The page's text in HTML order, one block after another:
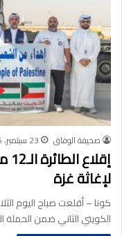
صحيفة الوفاق 23 سبتمبر، 2025
لإغاثة غزة
الكويتي الثاني ضمن الحملة